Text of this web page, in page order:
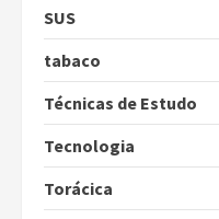
SUS
tabaco
Técnicas de Estudo
Tecnologia
Torácica